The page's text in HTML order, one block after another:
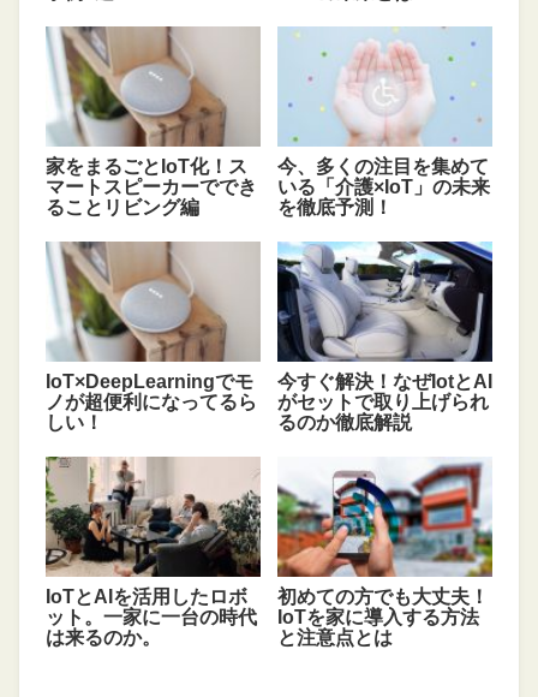
家をまるごとIoT化！ス
マートスピーカーででき
ることリビング編
今、多くの注目を集めて
いる「介護×IoT」の未来
を徹底予測！
IoT×DeepLearningでモ
ノが超便利になってるら
しい！
今すぐ解決！なぜIotとAI
がセットで取り上げられ
るのか徹底解説
IoTとAIを活用したロボ
ット。一家に一台の時代
は来るのか。
初めての方でも大丈夫！
IoTを家に導入する方法
と注意点とは